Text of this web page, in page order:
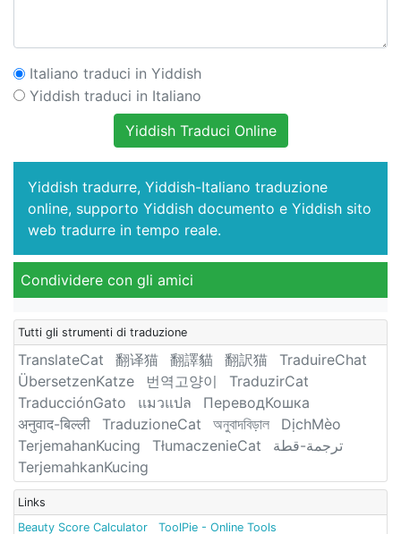
Italiano traduci in Yiddish
Yiddish traduci in Italiano
Yiddish Traduci Online
Yiddish tradurre, Yiddish-Italiano traduzione
online, supporto Yiddish documento e Yiddish sito
web tradurre in tempo reale.
Condividere con gli amici
Tutti gli strumenti di traduzione
TranslateCat 翻译猫 翻譯貓 翻訳猫
TraduireChat
ÜbersetzenKatze
번역고양이
TraduzirCat
TraducciónGato
แมวแปล
ПереводКошка
अनुवाद-बिल्ली
TraduzioneCat অনুবাদবিড়াল
DịchMèo
TerjemahanKucing
TłumaczenieCat
ترجمة-قطة
TerjemahkanKucing
Links
Beauty Score Calculator
ToolPie - Online Tools